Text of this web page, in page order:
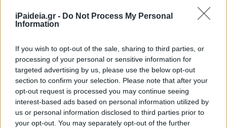
iPaideia.gr - Do Not Process My Personal
Information
If you wish to opt-out of the sale, sharing to third parties, or
processing of your personal or sensitive information for
targeted advertising by us, please use the below opt-out
section to confirm your selection. Please note that after your
opt-out request is processed you may continue seeing
interest-based ads based on personal information utilized by
us or personal information disclosed to third parties prior to
your opt-out. You may separately opt-out of the further